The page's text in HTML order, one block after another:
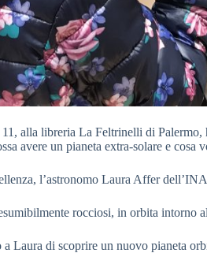
alla libreria La Feltrinelli di
avere un pianeta extra-solare e cosa
l’astronomo Laura Affer
rocciosi, in orbita intorno
Laura di scoprire un nuovo pianeta